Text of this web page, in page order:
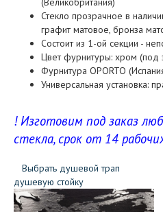
Стекло прозрачное в
графит матовое, бронза
Состоит из 1-ой секции -
Цвет фурнитуры: хром (под
Фурнитура OPORTO
Универсальная установка:
! Изготовим под заказ
стекла, срок от 14
Выбрать душевой трап
душевую стойку